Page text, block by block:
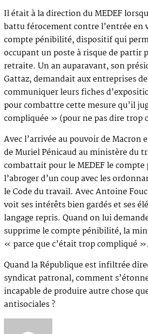
Il était à la direction du MEDEF
battu férocement contre l’entrée en
compte pénibilité, dispositif qui
occupant un poste à risque de partir
retraite. Un an auparavant, son
Gattaz, demandait aux entreprises
communiquer leurs fiches
pour combattre cette mesure qu’il
compliquée » (pour ne pas dire trop
Avec l’arrivée au pouvoir de
de Muriel Pénicaud au ministère du
combattait pour le MEDEF le
l’abroger d’un coup avec les
le Code du travail. Avec Antoine
voit ses intérêts bien gardés et ses
langage repris. Quand on lui
supprime le compte pénibilité, la
« parce que c’était trop compliqué ».
Quand la République est infiltrée
syndicat patronal, comment
incapable de produire autre chose
antisociales ?